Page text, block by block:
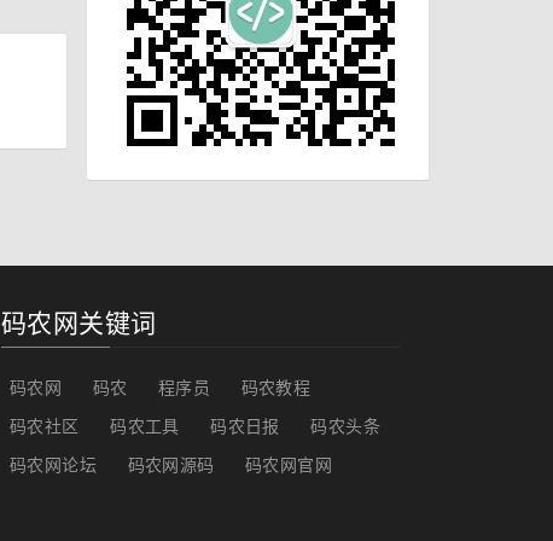
码农网关键词
码农网 码农 程序员
码农教程
码农社区
码农工具 码农日报
码农头条
码农网论坛
码农网源码 码农网官网